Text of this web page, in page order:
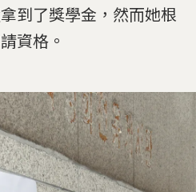
到了獎學金，然而她根
資格。